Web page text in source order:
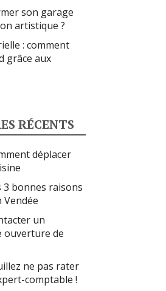
son garage
artistique ?
: comment
grâce aux
RÉCENTS
déplacer
3 bonnes raisons
un
de
ne pas rater
comptable !